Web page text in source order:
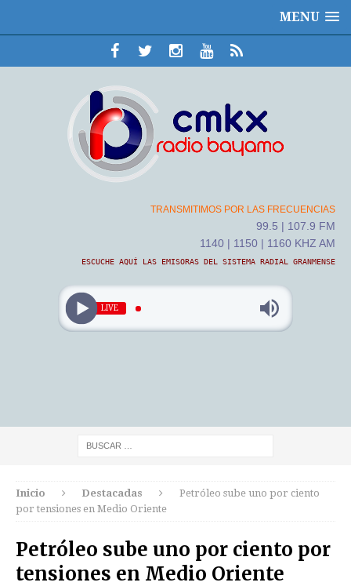
MENU
TRANSMITIMOS POR LAS FRECUENCIAS
99.5 | 107.9 FM
1140 | 1150 | 1160 KHZ AM
ESCUCHE AQUÍ LAS EMISORAS DEL SISTEMA RADIAL GRANMENSE
LIVE
Inicio Destacadas
Petróleo sube uno por ciento
por tensiones en Medio Oriente
Petróleo sube uno por ciento por
tensiones en Medio Oriente